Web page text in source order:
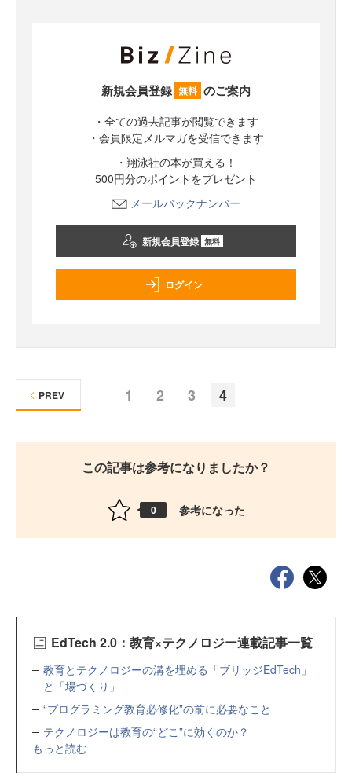
新規会員登録 無料 のご案内
・全ての過去記事が閲覧できます
・会員限定メルマガを受信できます
・翔泳社の本が買える！
500円分のポイントをプレゼント
メールバックナンバー
新規会員登録 無料
ログイン
1 2 3 4
PREV
この記事は参考になりましたか？
0 参考になった
EdTech 2.0：教育×テクノロジー連載記事一覧
教育とテクノロジーの溝を埋める「ブリッジEdTech」
と「場づくり」
“プログラミング教育必修化”の前に必要なこと
テクノロジーは教育の“どこ”に効くのか？
もっと読む